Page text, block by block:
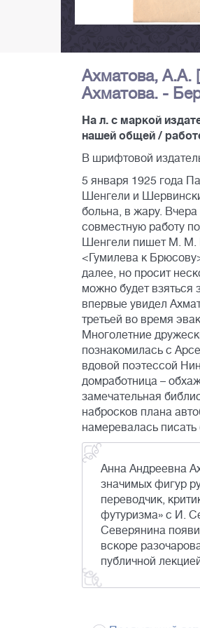
Ахматова, А.А.
Ахматова. -
На л. с маркой
нашей общей /
В шрифтовой
5 января 1925 года
Шенгели и
больна, в жару.
совместную работу
Шенгели пишет М. М.
<Гумилева к
далее, но просит
можно будет взяться
впервые увидел
третьей во время
Многолетние
познакомилась с
вдовой поэтессой
домработница –
замечательная
набросков плана
намеревалась
Анна Андреевна
значимых фигур
переводчик,
футуризма» с И.
Северянина
вскоре
публичной